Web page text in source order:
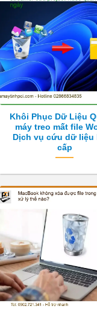
Khôi Phục Dữ Liệu
máy treo mất file
Dịch vụ cứu dữ liệu
cấp